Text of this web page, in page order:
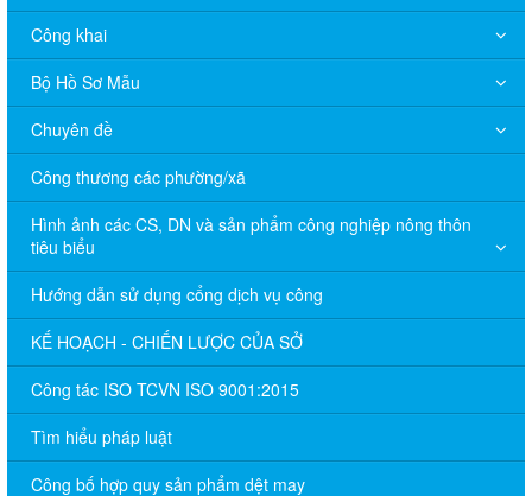
Công khai
Bộ Hồ Sơ Mẫu
Chuyên đề
Công thương các phường/xã
Hình ảnh các CS, DN và sản phẩm công nghiệp nông thôn
tiêu biểu
Hướng dẫn sử dụng cổng dịch vụ công
KẾ HOẠCH - CHIẾN LƯỢC CỦA SỞ
Công tác ISO TCVN ISO 9001:2015
Tìm hiểu pháp luật
Công bố hợp quy sản phẩm dệt may